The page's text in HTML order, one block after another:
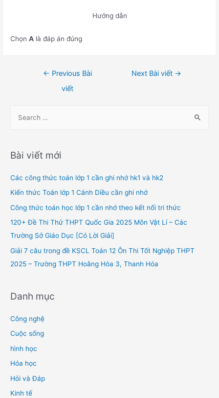
Hướng dẫn
ChọnA là đáp án đúng
← Previous Bài
viết
Next Bài viết →
r
h
f
o
Bài viết mới
Các công thức toán lớp 1 cần ghi nhớ hk1 và hk2
Kiến thức Toán lớp 1 Cánh Diều cần ghi nhớ
Công thức toán học lớp 1 cần nhớ theo kết nối tri thức
120+ Đề Thi Thử THPT Quốc Gia 2025 Môn Vật Lí – Các
Trường Sở Giáo Dục [Có Lời Giải]
Giải 7 câu trong đề KSCL Toán 12 Ôn Thi Tốt Nghiệp THPT
2025 – Trường THPT Hoằng Hóa 3, Thanh Hóa
Danh mục
Công nghệ
Cuộc sống
hình học
Hóa học
Hỏi và Đáp
Kinh tế